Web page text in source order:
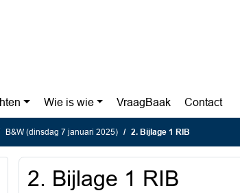
Wie is wie VraagBaak Contact
B&W (dinsdag 7 januari 2025) 2. Bijlage 1 RIB
2. Bijlage 1 RIB